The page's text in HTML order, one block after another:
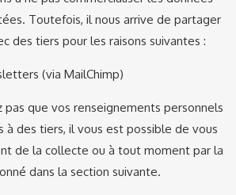
Toutefois, il nous arrive de partager
des tiers pour les raisons suivantes :
(via MailChimp)
pas que vos renseignements personnels
à des tiers, il vous est possible de vous
de la collecte ou à tout moment par la
dans la section suivante.